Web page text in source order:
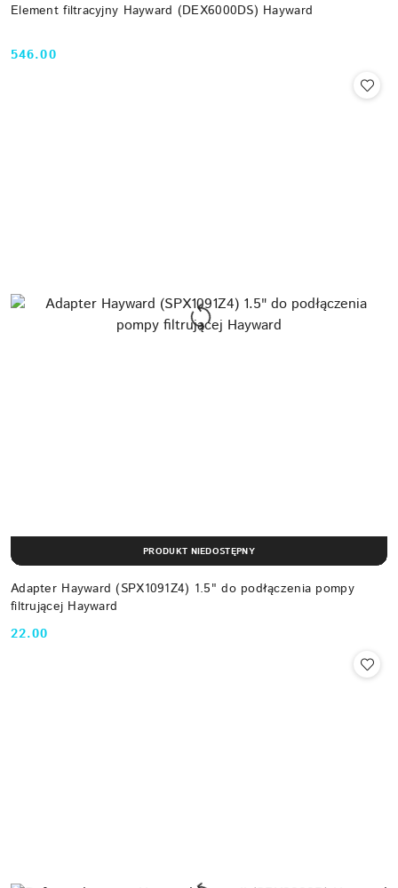
Element filtracyjny Hayward (DEX6000DS) Hayward
Cena:
546.00
Adapter Hayward (SPX1091Z4) 1.5" do podłączenia pompy
filtrującej Hayward
Cena:
22.00
PRODUKT NIEDOSTĘPNY